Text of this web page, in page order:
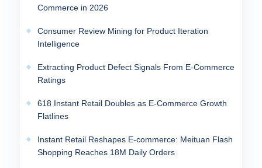
Commerce in 2026
Consumer Review Mining for Product Iteration
Intelligence
Extracting Product Defect Signals From E-Commerce
Ratings
618 Instant Retail Doubles as E-Commerce Growth
Flatlines
Instant Retail Reshapes E-commerce: Meituan Flash
Shopping Reaches 18M Daily Orders